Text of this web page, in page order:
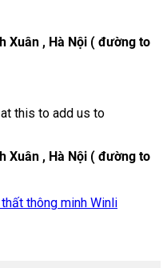
Xuân , Hà Nội ( đường to
this to add us to
Xuân , Hà Nội ( đường to